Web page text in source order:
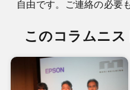
自由です。ご連絡の必要
このコラムニス